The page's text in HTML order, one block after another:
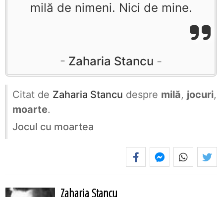
milă de nimeni. Nici de mine.
Zaharia Stancu
Citat de Zaharia Stancu despre milă, jocuri,
moarte.
Jocul cu moartea
Zaharia Stancu